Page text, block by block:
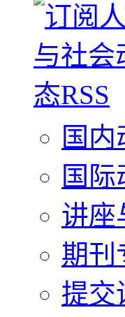
国内
国际
讲座
期刊
提交